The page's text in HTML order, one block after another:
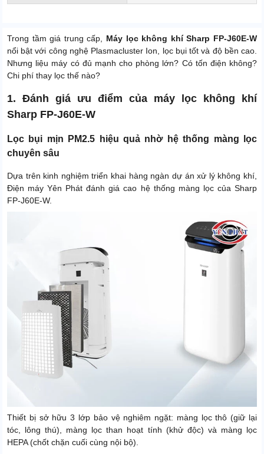
Trong tầm giá trung cấp, Máy lọc không khí Sharp FP-J60E-W
nổi bật với công nghệ Plasmacluster Ion, lọc bụi tốt và độ bền cao.
Nhưng liệu máy có đủ mạnh cho phòng lớn? Có tốn điện không?
Chi phí thay lọc thế nào?
1. Đánh giá ưu điểm của máy lọc không khí
Sharp FP-J60E-W
Lọc bụi mịn PM2.5 hiệu quả nhờ hệ thống màng lọc
chuyên sâu
Dựa trên kinh nghiệm triển khai hàng ngàn dự án xử lý không khí,
Điện máy Yên Phát đánh giá cao hệ thống màng lọc của Sharp
FP-J60E-W.
Thiết bị sở hữu 3 lớp bảo vệ nghiêm ngặt: màng lọc thô (giữ lại
tóc, lông thú), màng lọc than hoạt tính (khử độc) và màng lọc
HEPA (chốt chặn cuối cùng nội bộ).